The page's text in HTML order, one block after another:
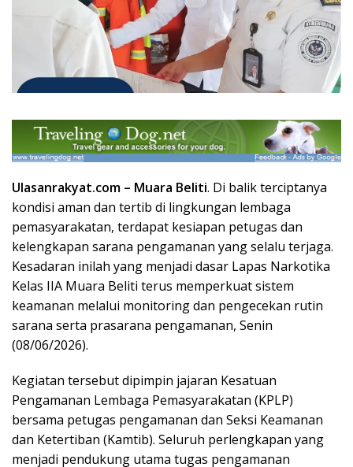
Ulasanrakyat.com – Muara Beliti. Di balik terciptanya
kondisi aman dan tertib di lingkungan lembaga
pemasyarakatan, terdapat kesiapan petugas dan
kelengkapan sarana pengamanan yang selalu terjaga.
Kesadaran inilah yang menjadi dasar Lapas Narkotika
Kelas IIA Muara Beliti terus memperkuat sistem
keamanan melalui monitoring dan pengecekan rutin
sarana serta prasarana pengamanan, Senin
(08/06/2026).
Kegiatan tersebut dipimpin jajaran Kesatuan
Pengamanan Lembaga Pemasyarakatan (KPLP)
bersama petugas pengamanan dan Seksi Keamanan
dan Ketertiban (Kamtib). Seluruh perlengkapan yang
menjadi pendukung utama tugas pengamanan